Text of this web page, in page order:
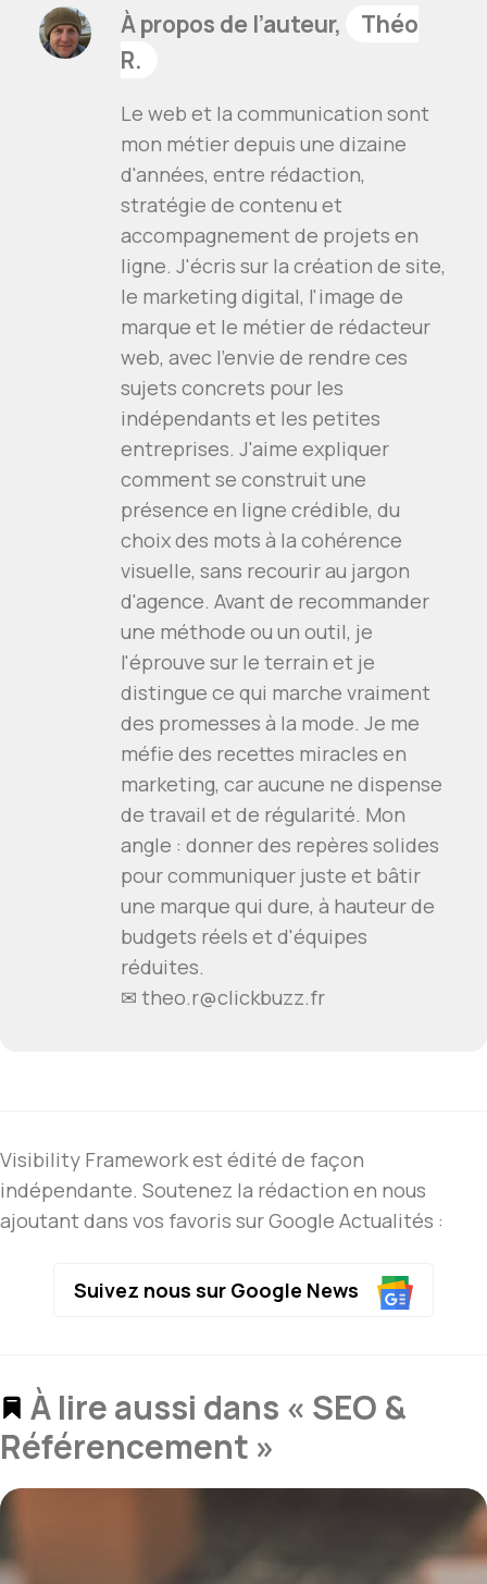
À propos de l’auteur,
Théo
R.
Le web et la communication sont
mon métier depuis une dizaine
d'années, entre rédaction,
stratégie de contenu et
accompagnement de projets en
ligne. J'écris sur la création de site,
le marketing digital, l'image de
marque et le métier de rédacteur
web, avec l'envie de rendre ces
sujets concrets pour les
indépendants et les petites
entreprises. J'aime expliquer
comment se construit une
présence en ligne crédible, du
choix des mots à la cohérence
visuelle, sans recourir au jargon
d'agence. Avant de recommander
une méthode ou un outil, je
l'éprouve sur le terrain et je
distingue ce qui marche vraiment
des promesses à la mode. Je me
méfie des recettes miracles en
marketing, car aucune ne dispense
de travail et de régularité. Mon
angle : donner des repères solides
pour communiquer juste et bâtir
une marque qui dure, à hauteur de
budgets réels et d'équipes
réduites.
✉ theo.r@clickbuzz.fr
Visibility Framework est édité de façon
indépendante. Soutenez la rédaction en nous
ajoutant dans vos favoris sur Google Actualités :
Suivez nous sur Google News
À lire aussi dans « SEO &
Référencement »